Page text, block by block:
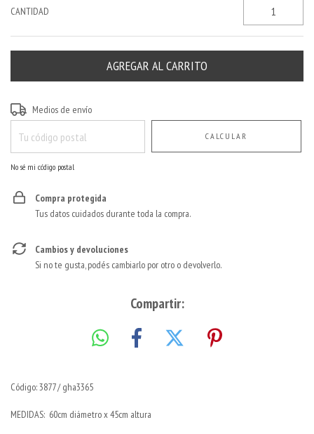
CANTIDAD
Entregas para el CP:
Medios de envío
CALCULAR
No sé mi código postal
Compra protegida
Tus datos cuidados durante toda la compra.
Cambios y devoluciones
Si no te gusta, podés cambiarlo por otro o devolverlo.
Compartir:
Código: 3877 / gha3365
MEDIDAS: 60cm diámetro x 45cm altura